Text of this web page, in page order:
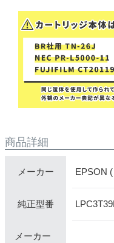
商品詳細
メーカー EPSON
純正型番
メーカー